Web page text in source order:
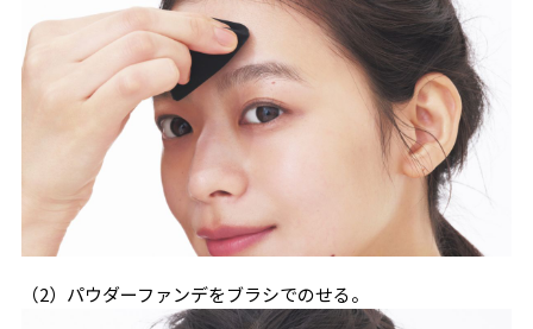
（2）パウダーファンデをブラシでのせる。